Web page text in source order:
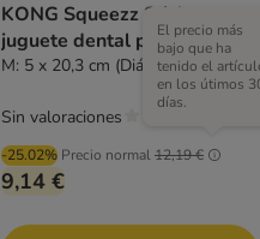
KONG Squeezz Stick
juguete dental para perros
M: 5 x 20,3 cm (Diám x Al)
-25.02% Precio normal12,19 €
El precio más
bajo que ha
tenido el
en los útimos
días.
9,14 €
Sin valoraciones